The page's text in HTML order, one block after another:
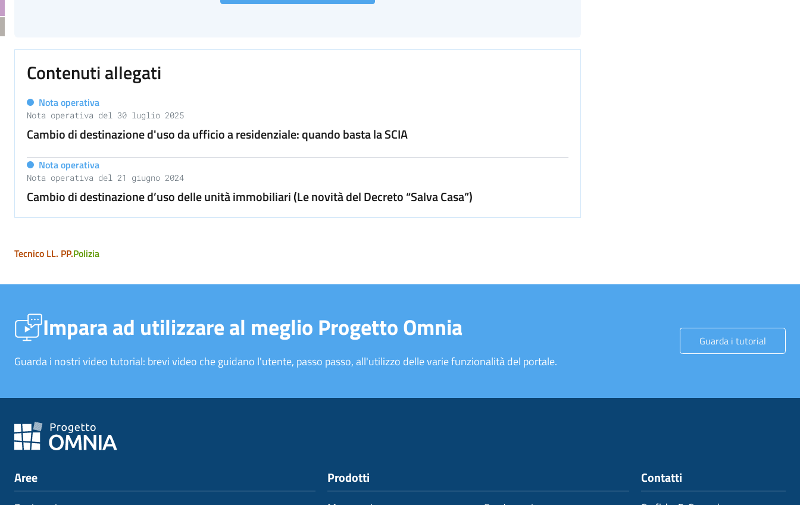
Contenuti allegati
Nota operativa
Nota operativa del 30 luglio 2025
Cambio di destinazione d'uso da ufficio a residenziale: quando basta la SCIA
Nota operativa
Nota operativa del 21 giugno 2024
Cambio di destinazione d’uso delle unità immobiliari (Le novità del Decreto “Salva Casa”)
Tecnico LL. PP.Polizia
Impara ad utilizzare al meglio Progetto Omnia
Guarda i nostri video tutorial: brevi video che guidano l'utente, passo passo, all'utilizzo delle varie funzionalità del portale.
Guarda i tutorial
Aree Prodotti Contatti